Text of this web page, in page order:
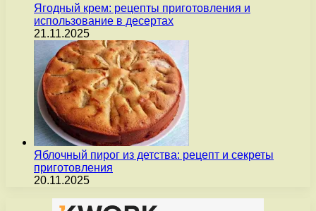
Ягодный крем: рецепты приготовления и
использование в десертах
21.11.2025
Яблочный пирог из детства: рецепт и секреты
приготовления
20.11.2025